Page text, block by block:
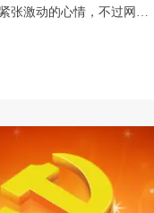
张激动的心情，不过网上
淡定，尽管周围同学发